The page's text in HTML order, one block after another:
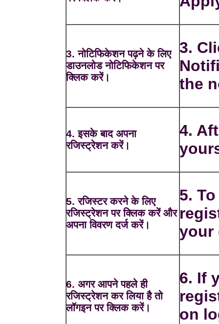
3. नोटिफिकेशन पढ़ने के लिए
डाउनलोड नोटिफिकेशन पर
क्लिक करें।
3.
the
4. इसके बाद अपना
रजिस्ट्रेशन करें।
4.
5. रजिस्टर करने के लिए
रजिस्ट्रेशन पर क्लिक करें और
अपना विवरण दर्ज करें।
5.
your
6. अगर आपने पहले ही
रजिस्ट्रेशन कर लिया है तो
लॉगइन पर क्लिक करें।
6. If
on